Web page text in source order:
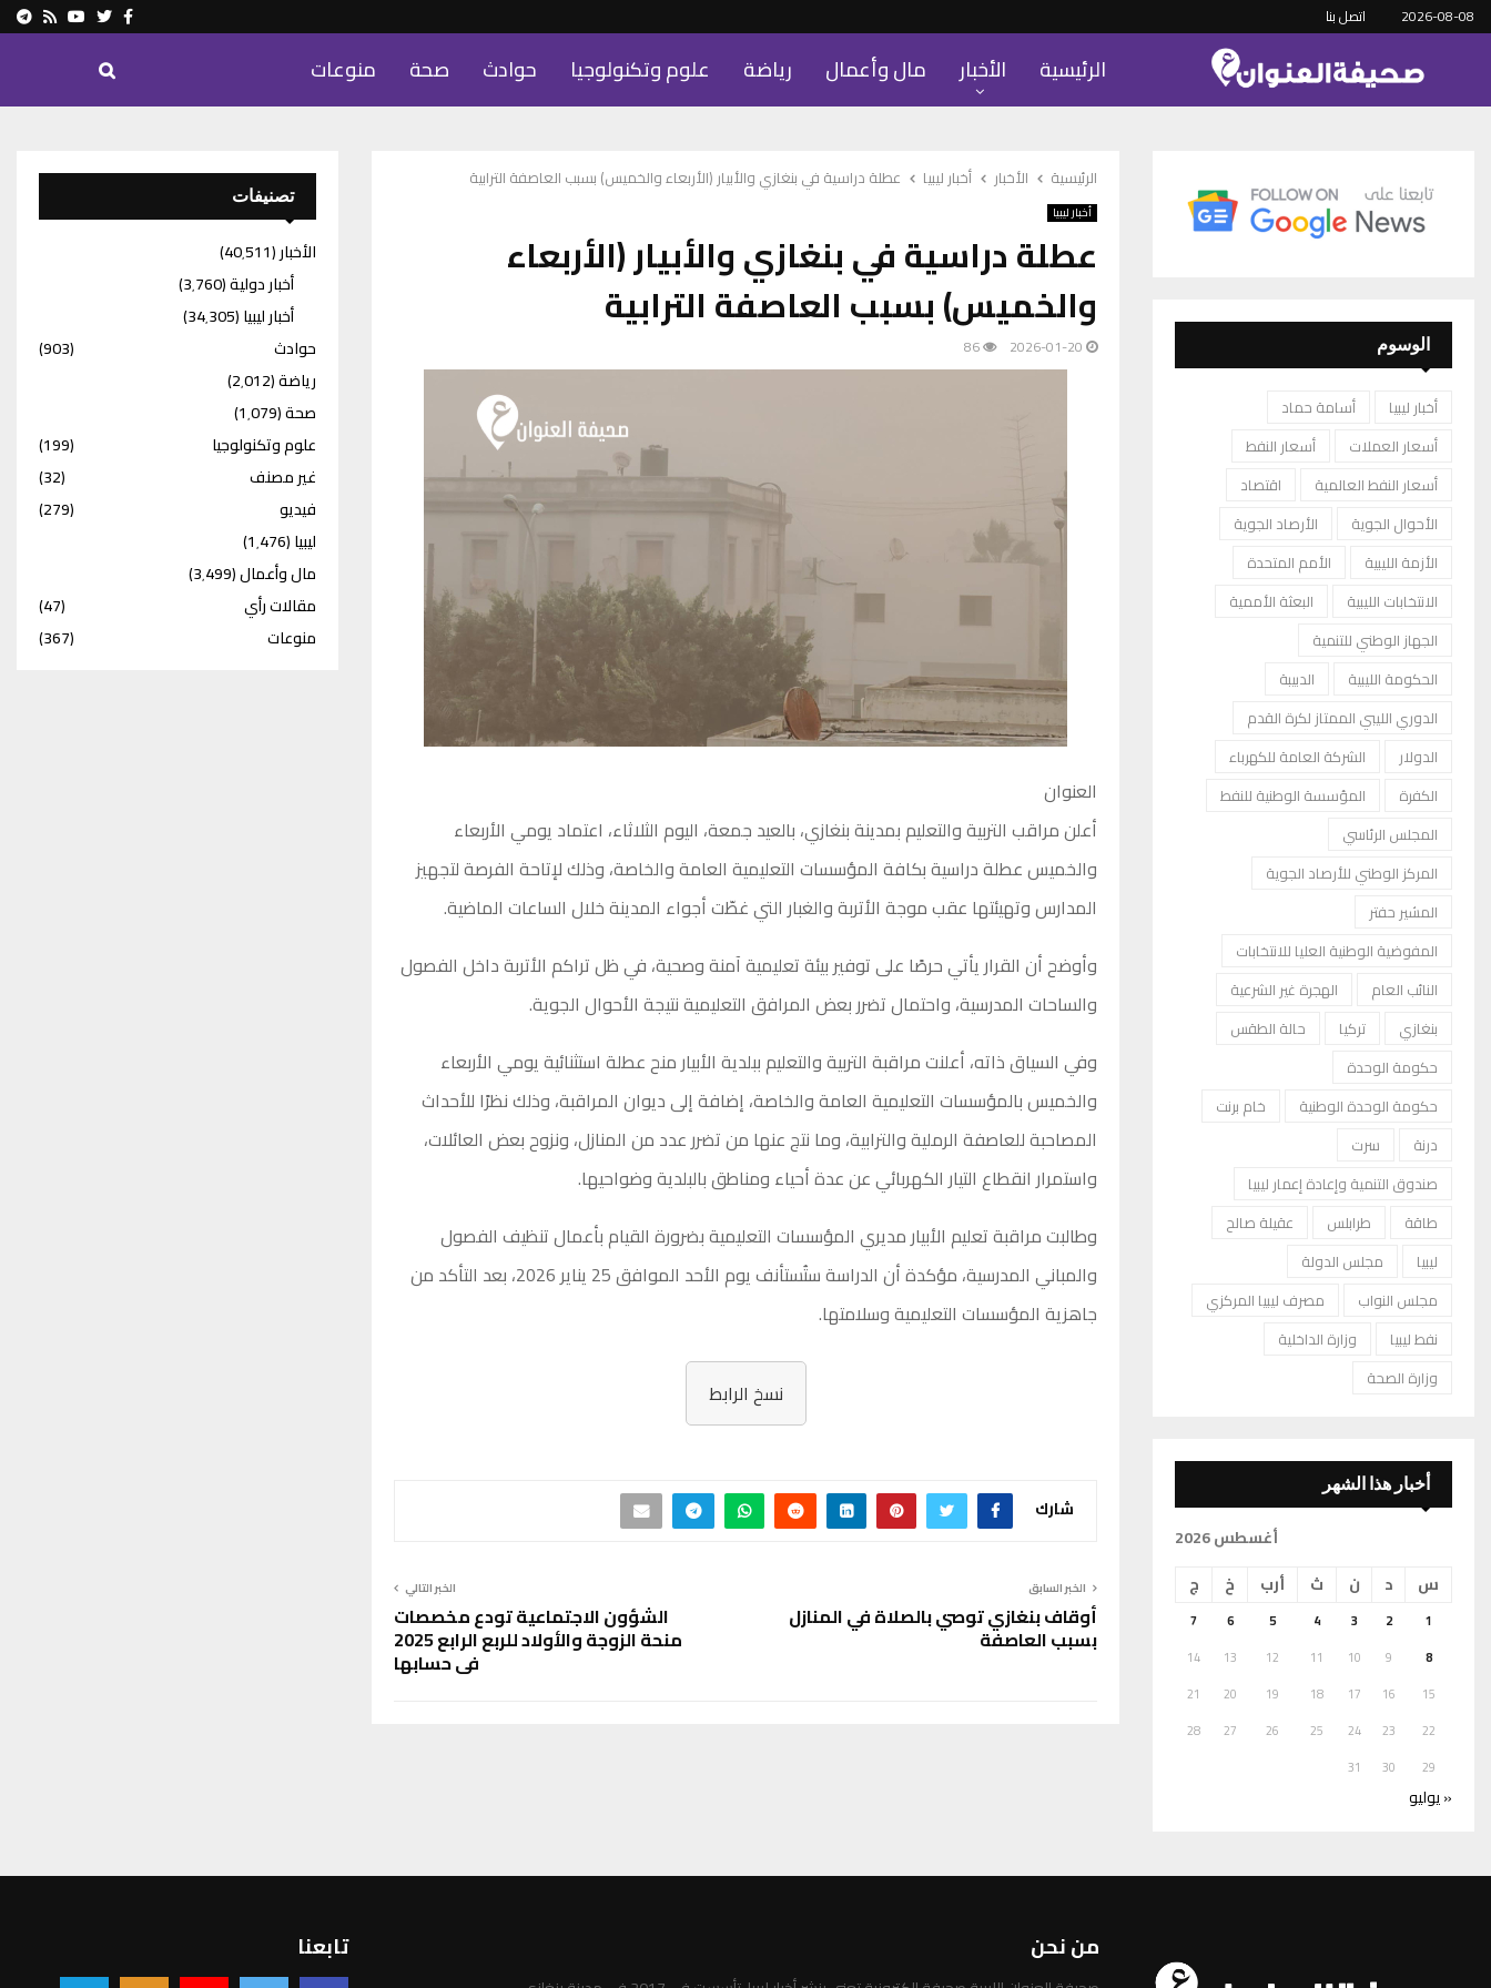
2026-08-08 اتصل بنا Facebook
Twitter
Youtube
Rss
الرئيسية الأخبار مال وأعمال رياضة علوم وتكنولوجيا حوادث صحة منوعات
الرئيسية الأخبار أخبار ليبيا عطلة دراسية في بنغازي والأبيار (الأربعاء والخميس) بسبب العاصفة الترابية
أخبار ليبيا
عطلة دراسية في بنغازي والأبيار (الأربعاء
والخميس) بسبب العاصفة الترابية
2026-01-20
86
العنوان
أعلن مراقب التربية والتعليم بمدينة بنغازي، بالعيد جمعة، اليوم الثلاثاء، اعتماد يومي الأربعاء
والخميس عطلة دراسية بكافة المؤسسات التعليمية العامة والخاصة، وذلك لإتاحة الفرصة لتجهيز
المدارس وتهيئتها عقب موجة الأتربة والغبار التي غطّت أجواء المدينة خلال الساعات الماضية.
وأوضح أن القرار يأتي حرصًا على توفير بيئة تعليمية آمنة وصحية، في ظل تراكم الأتربة داخل الفصول
والساحات المدرسية، واحتمال تضرر بعض المرافق التعليمية نتيجة الأحوال الجوية.
وفي السياق ذاته، أعلنت مراقبة التربية والتعليم ببلدية الأبيار منح عطلة استثنائية يومي الأربعاء
والخميس بالمؤسسات التعليمية العامة والخاصة، إضافة إلى ديوان المراقبة، وذلك نظرًا للأحداث
المصاحبة للعاصفة الرملية والترابية، وما نتج عنها من تضرر عدد من المنازل، ونزوح بعض العائلات،
واستمرار انقطاع التيار الكهربائي عن عدة أحياء ومناطق بالبلدية وضواحيها.
وطالبت مراقبة تعليم الأبيار مديري المؤسسات التعليمية بضرورة القيام بأعمال تنظيف الفصول
والمباني المدرسية، مؤكدة أن الدراسة ستُستأنف يوم الأحد الموافق 25 يناير 2026، بعد التأكد من
جاهزية المؤسسات التعليمية وسلامتها.
نسخ الرابط
شارك
الخبر السابق
أوقاف بنغازي توصي بالصلاة في المنازل
بسبب العاصفة
الخبر التالي
الشؤون الاجتماعية تودع مخصصات
منحة الزوجة والأولاد للربع الرابع 2025
في حسابها
الوسوم
أخبار ليبيا
أسامة حماد
أسعار العملات
أسعار النفط
أسعار النفط العالمية
اقتصاد
الأحوال الجوية
الأرصاد الجوية
الأزمة الليبية
الأمم المتحدة
الانتخابات الليبية
البعثة الأممية
الجهاز الوطني للتنمية
الحكومة الليبية
الدبيبة
الدوري الليبي الممتاز لكرة القدم
الدولار
الشركة العامة للكهرباء
الكفرة
المؤسسة الوطنية للنفط
المجلس الرئاسي
المركز الوطني للأرصاد الجوية
المشير حفتر
المفوضية الوطنية العليا للانتخابات
النائب العام
الهجرة غير الشرعية
بنغازي
تركيا
حالة الطقس
حكومة الوحدة
حكومة الوحدة الوطنية
خام برنت
درنة
سرت
صندوق التنمية وإعادة إعمار ليبيا
طاقة
طرابلس
عقيلة صالح
ليبيا
مجلس الدولة
مجلس النواب
مصرف ليبيا المركزي
نفط ليبيا
وزارة الداخلية
وزارة الصحة
أخبار هذا الشهر
أغسطس 2026
س
د ن ث أرب خ ج
1
2
3
4
5
6
7
8
9
10
11
12
13
14
15
16
17
18
19
20
21
22
23
24
25
26
27
28
29
30
31
« يوليو
تصنيفات
الأخبار(40٬511)
أخبار دولية(3٬760)
أخبار ليبيا(34٬305)
حوادث
(903)
رياضة(2٬012)
صحة(1٬079)
علوم وتكنولوجيا
(199)
غير مصنف
(32)
فيديو
(279)
ليبيا(1٬476)
مال وأعمال(3٬499)
مقالات رأي
(47)
منوعات
(367)
من نحن تابعنا